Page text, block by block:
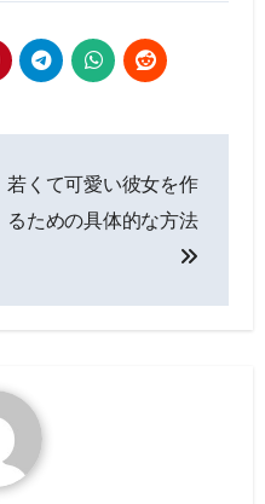
若くて可愛い彼女を作
るための具体的な方法